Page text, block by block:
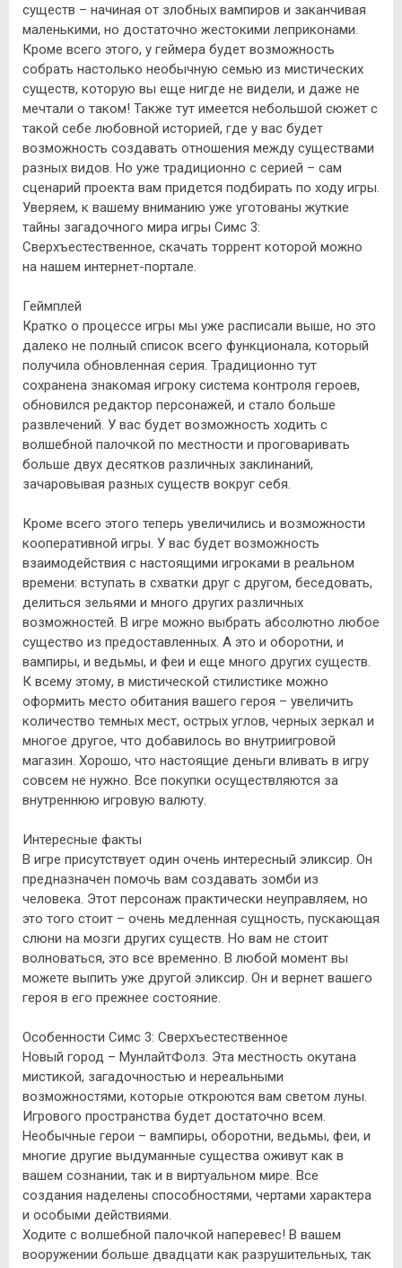
существ – начиная от злобных вампиров и заканчивая
маленькими, но достаточно жестокими леприконами.
Кроме всего этого, у геймера будет возможность
собрать настолько необычную семью из мистических
существ, которую вы еще нигде не видели, и даже не
мечтали о таком! Также тут имеется небольшой сюжет с
такой себе любовной историей, где у вас будет
возможность создавать отношения между существами
разных видов. Но уже традиционно с серией – сам
сценарий проекта вам придется подбирать по ходу игры.
Уверяем, к вашему вниманию уже уготованы жуткие
тайны загадочного мира игры Симс 3:
Сверхъестественное, скачать торрент которой можно
на нашем интернет-портале.
Геймплей
Кратко о процессе игры мы уже расписали выше, но это
далеко не полный список всего функционала, который
получила обновленная серия. Традиционно тут
сохранена знакомая игроку система контроля героев,
обновился редактор персонажей, и стало больше
развлечений. У вас будет возможность ходить с
волшебной палочкой по местности и проговаривать
больше двух десятков различных заклинаний,
зачаровывая разных существ вокруг себя.
Кроме всего этого теперь увеличились и возможности
кооперативной игры. У вас будет возможность
взаимодействия с настоящими игроками в реальном
времени: вступать в схватки друг с другом, беседовать,
делиться зельями и много других различных
возможностей. В игре можно выбрать абсолютно любое
существо из предоставленных. А это и оборотни, и
вампиры, и ведьмы, и феи и еще много других существ.
К всему этому, в мистической стилистике можно
оформить место обитания вашего героя – увеличить
количество темных мест, острых углов, черных зеркал и
многое другое, что добавилось во внутриигровой
магазин. Хорошо, что настоящие деньги вливать в игру
совсем не нужно. Все покупки осуществляются за
внутреннюю игровую валюту.
Интересные факты
В игре присутствует один очень интересный эликсир. Он
предназначен помочь вам создавать зомби из
человека. Этот персонаж практически неуправляем, но
это того стоит – очень медленная сущность, пускающая
слюни на мозги других существ. Но вам не стоит
волноваться, это все временно. В любой момент вы
можете выпить уже другой эликсир. Он и вернет вашего
героя в его прежнее состояние.
Особенности Симс 3: Сверхъестественное
Новый город – МунлайтФолз. Эта местность окутана
мистикой, загадочностью и нереальными
возможностями, которые откроются вам светом луны.
Игрового пространства будет достаточно всем.
Необычные герои – вампиры, оборотни, ведьмы, феи, и
многие другие выдуманные существа оживут как в
вашем сознании, так и в виртуальном мире. Все
создания наделены способностями, чертами характера
и особыми действиями.
Ходите с волшебной палочкой наперевес! В вашем
вооружении больше двадцати как разрушительных, так